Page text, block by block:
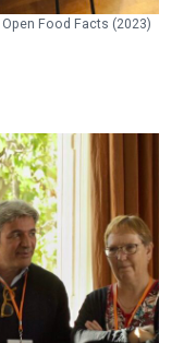
Food Facts (2023)